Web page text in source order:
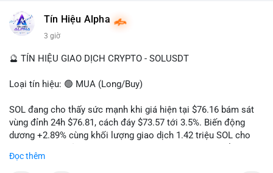
#dongtienlonTín Hiệu Alpha
3 giờ
🔮 TÍN HIỆU GIAO DỊCH CRYPTO - SOLUSDT
Loại tín hiệu: 🟢 MUA (Long/Buy)
SOL đang cho thấy sức mạnh khi giá hiện tại $76.16 bám sát
vùng đỉnh 24h $76.81, cách đáy $73.57 tới 3.5%. Biến động
dương +2.89% cùng khối lượng giao dịch 1.42 triệu SOL cho
hoàn toàn nhịp điều chỉnh.
Đọc thêm